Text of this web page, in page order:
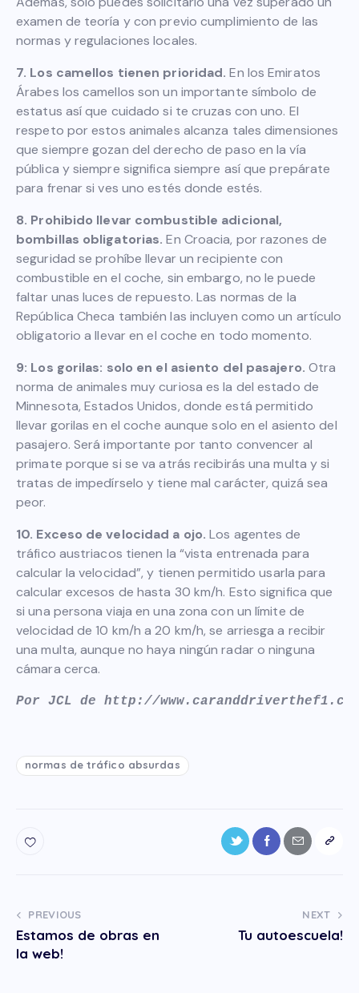
examen de teoría y con previo cumplimiento de las
normas y regulaciones locales.
7. Los camellos tienen prioridad. En los Emiratos
Árabes los camellos son un importante símbolo de
estatus así que cuidado si te cruzas con uno. El
respeto por estos animales alcanza tales dimensiones
que siempre gozan del derecho de paso en la vía
pública y siempre significa siempre así que prepárate
para frenar si ves uno estés donde estés.
8. Prohibido llevar combustible adicional,
bombillas obligatorias. En Croacia, por razones de
seguridad se prohíbe llevar un recipiente con
combustible en el coche, sin embargo, no le puede
faltar unas luces de repuesto. Las normas de la
República Checa también las incluyen como un artículo
obligatorio a llevar en el coche en todo momento.
9: Los gorilas: solo en el asiento del pasajero. Otra
norma de animales muy curiosa es la del estado de
Minnesota, Estados Unidos, donde está permitido
llevar gorilas en el coche aunque solo en el asiento del
pasajero. Será importante por tanto convencer al
primate porque si se va atrás recibirás una multa y si
tratas de impedírselo y tiene mal carácter, quizá sea
peor.
10. Exceso de velocidad a ojo. Los agentes de
tráfico austriacos tienen la “vista entrenada para
calcular la velocidad”, y tienen permitido usarla para
calcular excesos de hasta 30 km/h. Esto significa que
si una persona viaja en una zona con un límite de
velocidad de 10 km/h a 20 km/h, se arriesga a recibir
una multa, aunque no haya ningún radar o ninguna
cámara cerca.
Por JCL de http://
normas de tráfico absurdas
PREVIOUS
Estamos de obras en
la web!
NEXT
Tu autoescuela!